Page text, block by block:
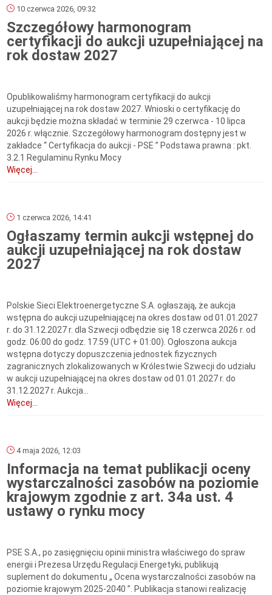
10 czerwca 2026, 09:32
Szczegółowy harmonogram
certyfikacji do aukcji uzupełniającej na
rok dostaw 2027
Opublikowaliśmy harmonogram certyfikacji do aukcji
uzupełniającej na rok dostaw 2027. Wnioski o certyfikację do
aukcji będzie można składać w terminie 29 czerwca - 10 lipca
2026 r. włącznie. Szczegółowy harmonogram dostępny jest w
zakładce “ Certyfikacja do aukcji - PSE ” Podstawa prawna : pkt.
3.2.1 Regulaminu Rynku Mocy
Więcej...
1 czerwca 2026, 14:41
Ogłaszamy termin aukcji wstępnej do
aukcji uzupełniającej na rok dostaw
2027
Polskie Sieci Elektroenergetyczne S.A. ogłaszają, że aukcja
wstępna do aukcji uzupełniającej na okres dostaw od 01.01.2027
r. do 31.12.2027 r. dla Szwecji odbędzie się 18 czerwca 2026 r. od
godz. 06:00 do godz. 17:59 (UTC + 01:00). Ogłoszona aukcja
wstępna dotyczy dopuszczenia jednostek fizycznych
zagranicznych zlokalizowanych w Królestwie Szwecji do udziału
w aukcji uzupełniającej na okres dostaw od 01.01.2027 r. do
31.12.2027 r. Aukcja...
Więcej...
4 maja 2026, 12:03
Informacja na temat publikacji oceny
wystarczalności zasobów na poziomie
krajowym zgodnie z art. 34a ust. 4
ustawy o rynku mocy
PSE S.A., po zasięgnięciu opinii ministra właściwego do spraw
energii i Prezesa Urzędu Regulacji Energetyki, publikują
suplement do dokumentu „ Ocena wystarczalności zasobów na
poziomie krajowym 2025-2040 ”. Publikacja stanowi realizację